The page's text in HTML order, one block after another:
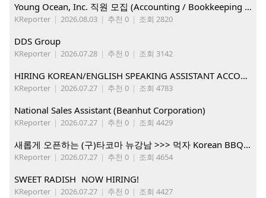
Young Ocean, Inc. 직원 모집 (Accounting / Bookkeeping 분야)
KReporter | 2026.08.03 | 추천 0 | 조회 2820
DDS Group
KReporter | 2026.07.28 | 추천 0 | 조회 3142
HIRING KOREAN/ENGLISH SPEAKING ASSISTANT ACCOUNT MANAGER
KReporter | 2026.07.27 | 추천 0 | 조회 4783
National Sales Assistant (Beanhut Corporation)
KReporter | 2026.07.27 | 추천 0 | 조회 4429
새롭게 오픈하는 (구)타코마 뉴강남 >>> 먹자 Korean BBQ 구인중
KReporter | 2026.07.27 | 추천 0 | 조회 4654
SWEET RADISH NOW HIRING!
KReporter | 2026.07.27 | 추천 0 | 조회 4427